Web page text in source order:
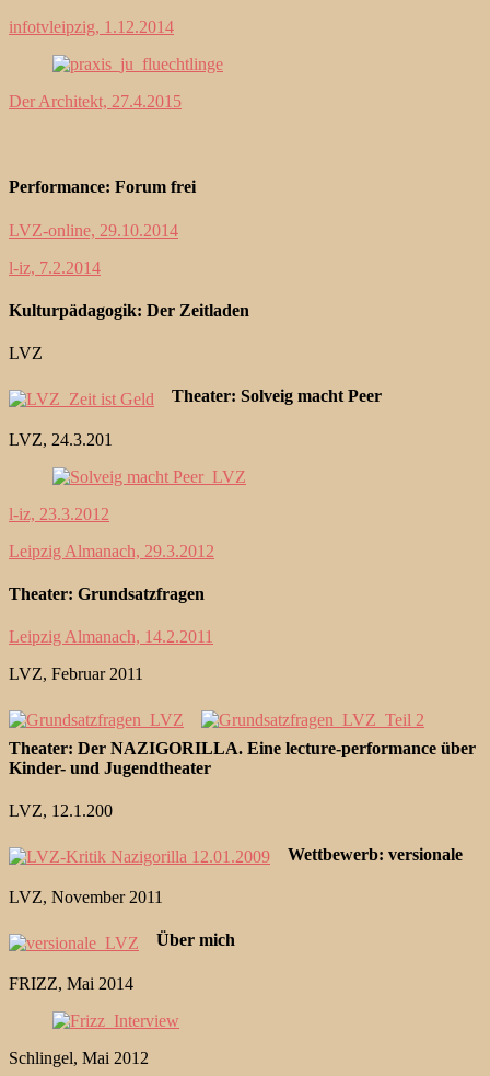
infotvleipzig, 1.12.2014
Der Architekt, 27.4.2015
Performance: Forum frei
LVZ-online, 29.10.2014
l-iz, 7.2.2014
Kulturpädagogik: Der Zeitladen
LVZ
Theater: Solveig macht Peer
LVZ, 24.3.201
l-iz, 23.3.2012
Leipzig Almanach, 29.3.2012
Theater: Grundsatzfragen
Leipzig Almanach, 14.2.2011
LVZ, Februar 2011
Theater: Der NAZIGORILLA. Eine lecture-performance über
Kinder- und Jugendtheater
LVZ, 12.1.200
Wettbewerb: versionale
LVZ, November 2011
Über mich
FRIZZ, Mai 2014
Schlingel, Mai 2012